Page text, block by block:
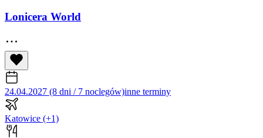
Lonicera World
24.04.2027 (8 dni / 7 noclegów)inne terminy
Katowice (+1)